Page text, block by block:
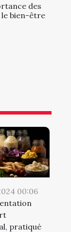
des
bien-être
00:06
pratiqué